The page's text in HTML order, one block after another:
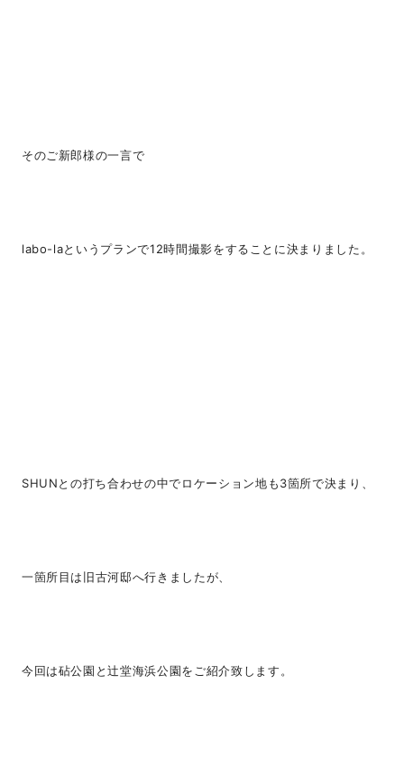
そのご新郎様の一言で
labo-laというプランで12時間撮影をすることに決まりました。
SHUNとの打ち合わせの中でロケーション地も3箇所で決まり、
一箇所目は旧古河邸へ行きましたが、
今回は砧公園と辻堂海浜公園をご紹介致します。